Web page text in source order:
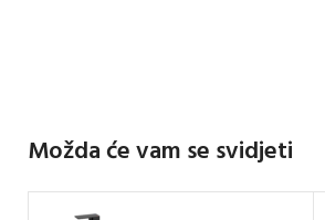
Možda će vam se svidjeti